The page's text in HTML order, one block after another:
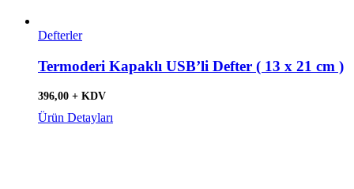
Defterler
Termoderi Kapaklı USB’li Defter ( 13 x 21 cm )
396,00 + KDV
Ürün Detayları